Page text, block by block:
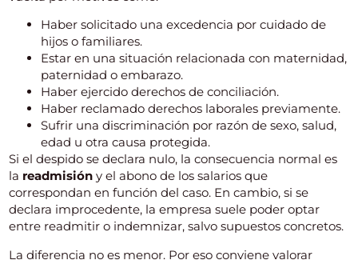
Haber solicitado una excedencia por cuidado de
hijos o familiares.
Estar en una situación relacionada con maternidad,
paternidad o embarazo.
Haber ejercido derechos de conciliación.
Haber reclamado derechos laborales previamente.
Sufrir una discriminación por razón de sexo, salud,
edad u otra causa protegida.
Si el despido se declara nulo, la consecuencia normal es
la readmisión y el abono de los salarios que
correspondan en función del caso. En cambio, si se
declara improcedente, la empresa suele poder optar
entre readmitir o indemnizar, salvo supuestos concretos.
La diferencia no es menor. Por eso conviene valorar